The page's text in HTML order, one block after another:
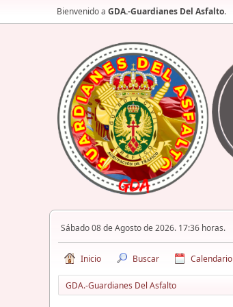
Bienvenido a GDA.-Guardianes Del Asfalto.
Sábado 08 de Agosto de 2026. 17:36 horas.
Inicio Buscar Calendario
GDA.-Guardianes Del Asfalto